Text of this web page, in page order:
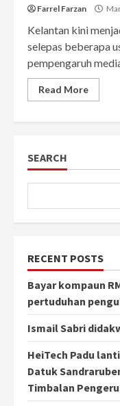
Farrel Farzan
Kelantan kini
selepas beberapa
pempengaruh
Read More
SEARCH
RECENT POSTS
Bayar kompaun
pertuduhan
Ismail Sabri
HeiTech Padu
Datuk
Timbalan